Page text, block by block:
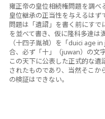
雍正帝の皇位相続権問題を調べ
皇位継承の正当性を与えるは
問題は「遺詔」を書く前にす
を並べて書き、仮に隆科多達は
（十四子胤禎）を「duici age
合、必ず「十」（juwan）の文
この天下に公表した正式的な
されたものであり、当然そこ
の検証はできない。